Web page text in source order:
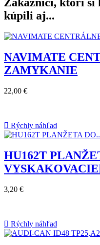
Zákazníci, ktorí si
kúpili aj...
NAVIMATE
ZAMYKANIE
22,00 €
 Rýchly náhľad
HU162T
3,20 €
 Rýchly náhľad